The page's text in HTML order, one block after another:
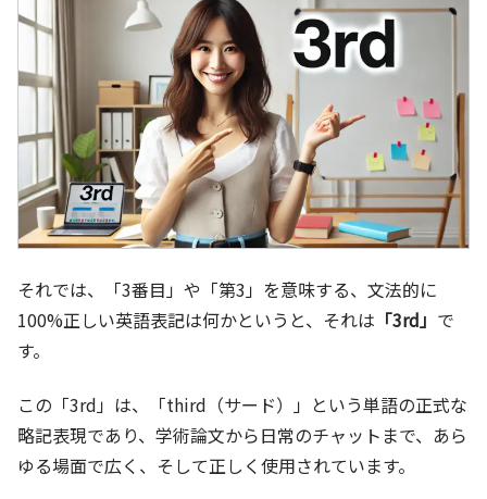
それでは、「3番目」や「第3」を意味する、文法的に
100%正しい英語表記は何かというと、それは 「3rd」 で
す。
この「3rd」は、「third（サード）」という単語の正式な
略記表現であり、学術論文から日常のチャットまで、あら
ゆる場面で広く、そして正しく使用されています。